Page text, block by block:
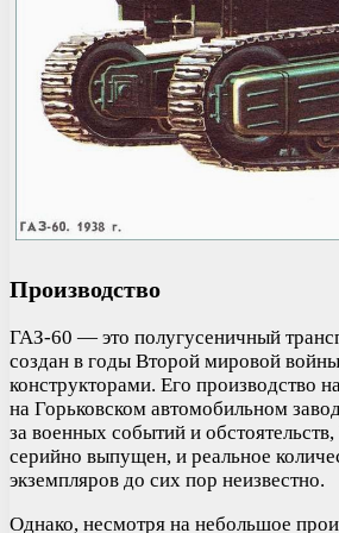
Производство
ГАЗ-60 — это полугусеничный
создан в годы Второй мировой
конструкторами. Его производство
на Горьковском автомобильном
за военных событий и
серийно выпущен, и реальное
экземпляров до сих пор неизвестно.
Однако, несмотря на небольшое